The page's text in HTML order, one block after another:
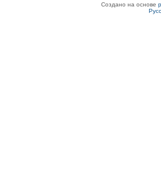
Создано на основе